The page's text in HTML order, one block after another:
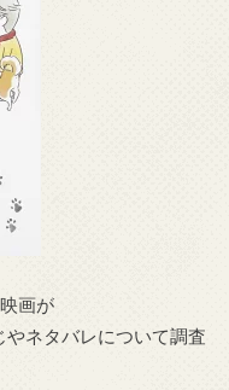
画が
ネタバレについて調査